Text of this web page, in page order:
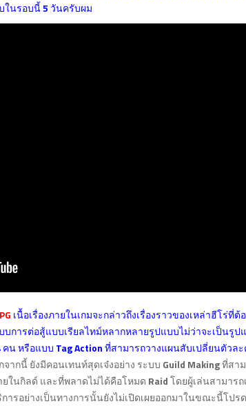
ในรอบนี้5วันครับผม
เนื้อเรื่องภายในเกมจะกล่าวถึงเรื่องราวของเหล่าฮีโร่ที่ต้
บการต่อสู้แบบเรียลไทม์หลากหลายรูปแบบไม่ว่าจะเป็นรูป
คน หรือแบบ Tag Actionที่สามารถวางแผนสับเปลี่ยนตัวล
จากนี้ ยังมีคอนเทนท์สุดเจ๋งอย่าง ระบบ Guild Makingที่สา
ในกิลด์ และที่พลาดไม่ได้คือโหมด Raidโดยผู้เล่นสามาร
ารอย่างเป็นทางการนั้นยังไม่เปิดเผยออกมาในขณะนี้โปร